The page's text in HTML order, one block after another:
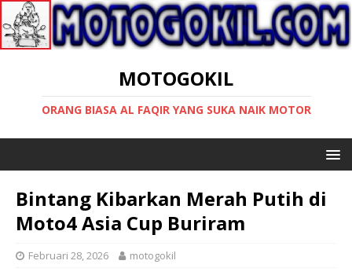
MOTOGOKIL
ORANG BIASA AL FAQIR YANG SUKA NAIK MOTOR
Bintang Kibarkan Merah Putih di
Moto4 Asia Cup Buriram
Februari 28, 2026 motogokil